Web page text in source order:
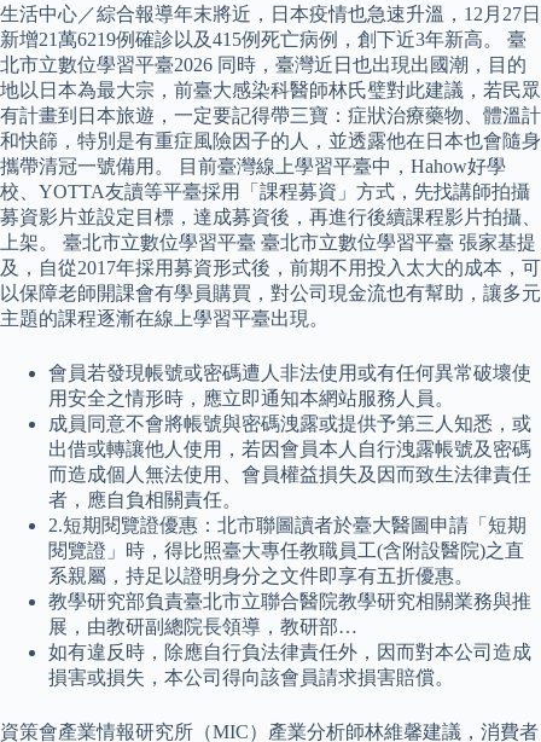
生活中心／綜合報導年末將近，日本疫情也急速升溫，12月27日
新增21萬6219例確診以及415例死亡病例，創下近3年新高。 臺
北市立數位學習平臺2026 同時，臺灣近日也出現出國潮，目的
地以日本為最大宗，前臺大感染科醫師林氏璧對此建議，若民眾
有計畫到日本旅遊，一定要記得帶三寶：症狀治療藥物、體溫計
和快篩，特別是有重症風險因子的人，並透露他在日本也會隨身
攜帶清冠一號備用。 目前臺灣線上學習平臺中，Hahow好學
校、YOTTA友讀等平臺採用「課程募資」方式，先找講師拍攝
募資影片並設定目標，達成募資後，再進行後續課程影片拍攝、
上架。 臺北市立數位學習平臺 臺北市立數位學習平臺 張家基提
及，自從2017年採用募資形式後，前期不用投入太大的成本，可
以保障老師開課會有學員購買，對公司現金流也有幫助，讓多元
主題的課程逐漸在線上學習平臺出現。
會員若發現帳號或密碼遭人非法使用或有任何異常破壞使
用安全之情形時，應立即通知本網站服務人員。
成員同意不會將帳號與密碼洩露或提供予第三人知悉，或
出借或轉讓他人使用，若因會員本人自行洩露帳號及密碼
而造成個人無法使用、會員權益損失及因而致生法律責任
者，應自負相關責任。
2.短期閱覽證優惠：北市聯圖讀者於臺大醫圖申請「短期
閱覽證」時，得比照臺大專任教職員工(含附設醫院)之直
系親屬，持足以證明身分之文件即享有五折優惠。
教學研究部負責臺北市立聯合醫院教學研究相關業務與推
展，由教研副總院長領導，教研部…
如有違反時，除應自行負法律責任外，因而對本公司造成
損害或損失，本公司得向該會員請求損害賠償。
資策會產業情報研究所（MIC）產業分析師林維馨建議，消費者